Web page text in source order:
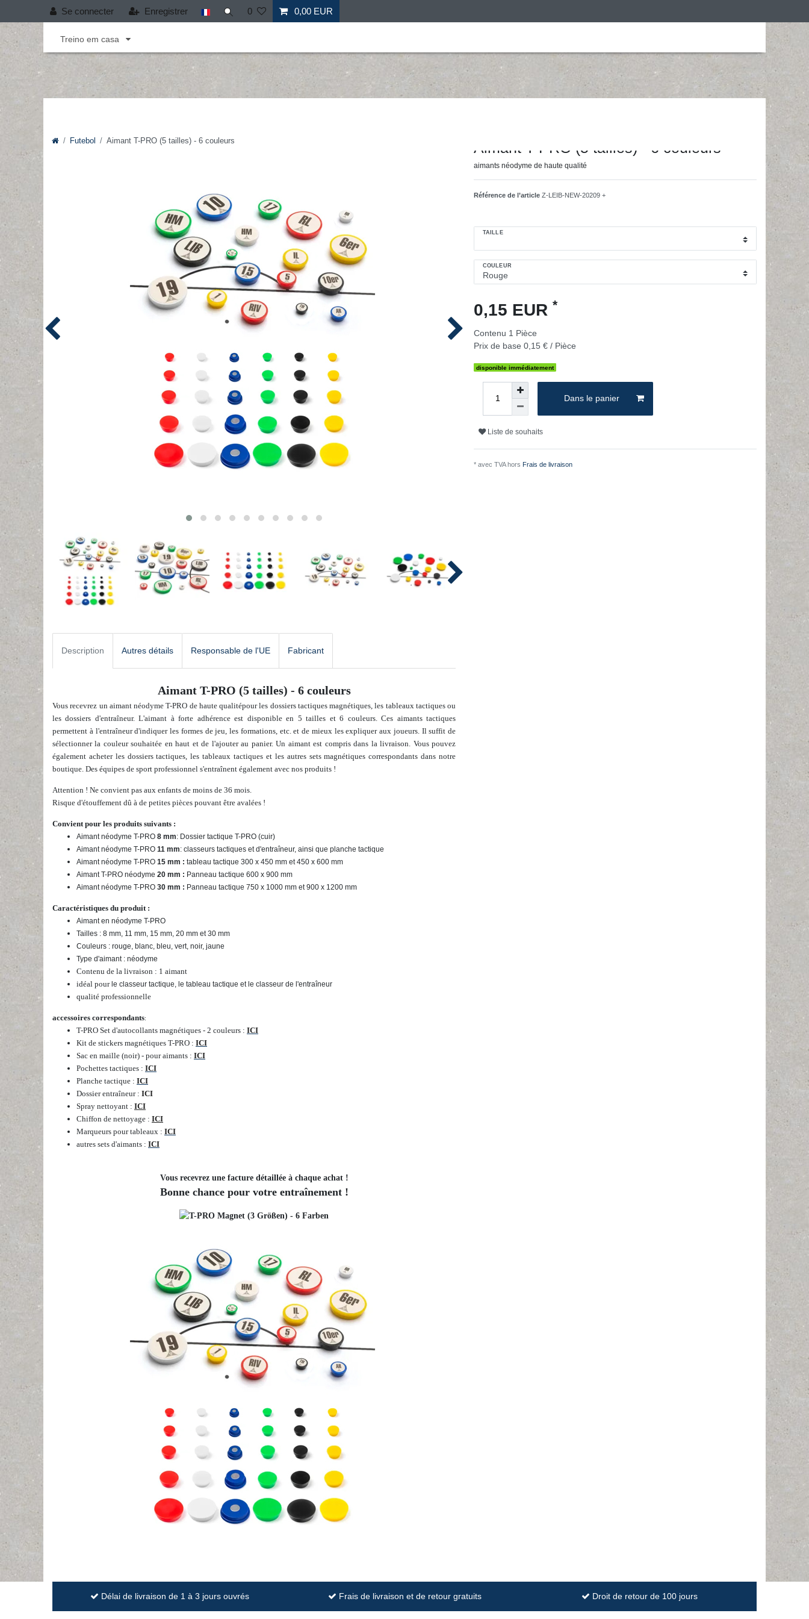
Se connecter Enregistrer 0 0,00 EUR
Andebol Cobertura T-PRO Desporto infantil Fitness
Treino em casa
Futebol Aimant T-PRO (5 tailles) - 6 couleurs Aimant T-PRO (5 tailles) - 6 couleurs
aimants néodyme de haute qualité
Référence de l’article Z-LEIB-NEW-20209 +
TAILLE
COULEUR
0,15 EUR *
Contenu 1 Pièce
Prix de base 0,15 € / Pièce
disponible immédiatement
Dans le panier
Liste de souhaits
* avec TVA hors Frais de livraison
Description Autres détails Responsable de l'UE Fabricant
Aimant T-PRO (5 tailles) - 6 couleurs
Vous recevrez un aimant néodyme T-PRO de haute qualitépour les dossiers tactiques magnétiques, les tableaux tactiques ou
les dossiers d'entraîneur. L'aimant à forte adhérence est disponible en 5 tailles et 6 couleurs. Ces aimants tactiques
permettent à l'entraîneur d'indiquer les formes de jeu, les formations, etc. et de mieux les expliquer aux joueurs. Il suffit de
sélectionner la couleur souhaitée en haut et de l'ajouter au panier. Un aimant est compris dans la livraison. Vous pouvez
également acheter les dossiers tactiques, les tableaux tactiques et les autres sets magnétiques correspondants dans notre
boutique. Des équipes de sport professionnel s'entraînent également avec nos produits !
Attention ! Ne convient pas aux enfants de moins de 36 mois.
Risque d'étouffement dû à de petites pièces pouvant être avalées !
Convient pour les produits suivants :
Aimant néodyme T-PRO 8 mm: Dossier tactique T-PRO (cuir)
Aimant néodyme T-PRO 11 mm: classeurs tactiques et d'entraîneur, ainsi que planche tactique
Aimant néodyme T-PRO 15 mm : tableau tactique 300 x 450 mm et 450 x 600 mm
Aimant T-PRO néodyme 20 mm : Panneau tactique 600 x 900 mm
Aimant néodyme T-PRO 30 mm : Panneau tactique 750 x 1000 mm et 900 x 1200 mm
Caractéristiques du produit :
Aimant en néodyme T-PRO
Tailles : 8 mm, 11 mm, 15 mm, 20 mm et 30 mm
Couleurs : rouge, blanc, bleu, vert, noir, jaune
Type d'aimant : néodyme
Contenu de la livraison : 1 aimant
idéal pour le classeur tactique, le tableau tactique et le classeur de l'entraîneur
qualité professionnelle
accessoires correspondants:
T-PRO Set d'autocollants magnétiques - 2 couleurs : ICI
Kit de stickers magnétiques T-PRO : ICI
Sac en maille (noir) - pour aimants : ICI
Pochettes tactiques : ICI
Planche tactique : ICI
Dossier entraîneur : ICI
Spray nettoyant : ICI
Chiffon de nettoyage : ICI
Marqueurs pour tableaux : ICI
autres sets d'aimants : ICI
Vous recevrez une facture détaillée à chaque achat !
Bonne chance pour votre entraînement !
Délai de livraison de 1 à 3 jours ouvrés Frais de livraison et de retour gratuits Droit de retour de 100 jours